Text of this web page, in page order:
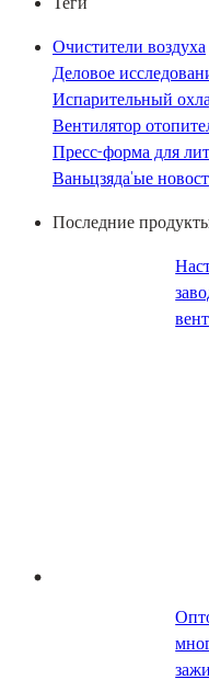
Очистители воздуха
Деловое
Испарительный
Вентилятор
Пресс-форма для
Ваньцзяда'ые
Последние